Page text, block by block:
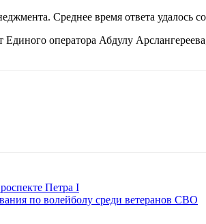
Среднее время ответа
оператора Абдулу
Петра I
по волейболу среди ветеранов СВО